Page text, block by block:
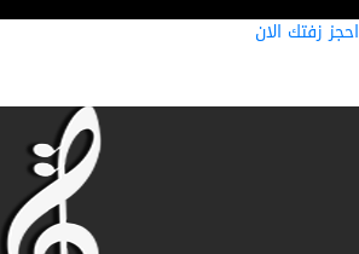
زفتك الان